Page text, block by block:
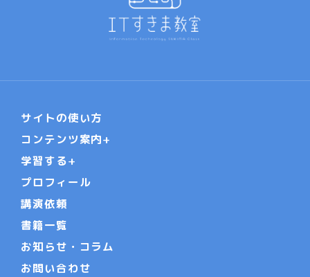
サイトの使い方
コンテンツ案内
学習する
プロフィール
講演依頼
書籍一覧
お知らせ・コラム
お問い合わせ